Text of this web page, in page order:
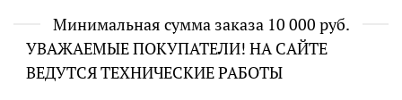
Минимальная сумма заказа 10 000 руб.
УВАЖАЕМЫЕ ПОКУПАТЕЛИ! НА САЙТЕ
ВЕДУТСЯ ТЕХНИЧЕСКИЕ РАБОТЫ